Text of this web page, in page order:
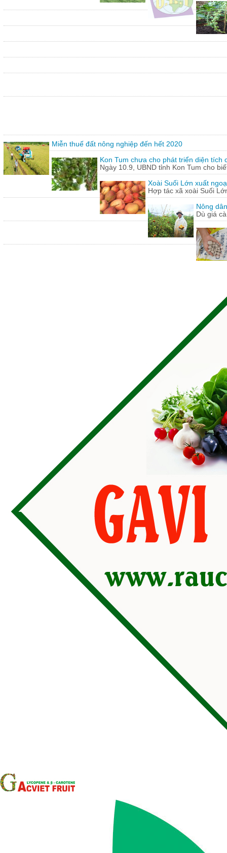
Miễn thuế đất nông nghiệp đến hết 2020
Kon Tum chưa cho phát triển diện tích
Ngày 10.9, UBND tỉnh Kon Tum cho
Xoài Suối Lớn xuất
Hợp tác xã xoài Suối
Nông
Dù giá